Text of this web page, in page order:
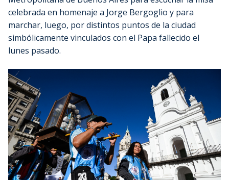
celebrada en homenaje a Jorge Bergoglio y para
marchar, luego, por distintos puntos de la ciudad
simbólicamente vinculados con el Papa fallecido el
lunes pasado.